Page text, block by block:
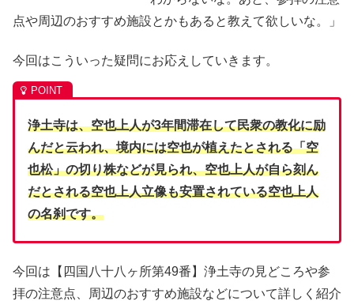
点や周辺のおすすめ施設とかもあると教えて欲しいな。」
今回はこういった疑問にお応えしていきます。
浄土寺は、空也上人が3年間滞在して民衆の教化に励
んだと云われ、境内には空也が植えたとされる「空
也松」の切り株などが見られ、空也上人が自ら刻ん
だとされる空也上人立像も安置されている空也上人
の名刹です。
今回は【四国八十八ヶ所第49番】浄土寺の見どころや参
拝の注意点、周辺のおすすめ施設などについて詳しく紹介